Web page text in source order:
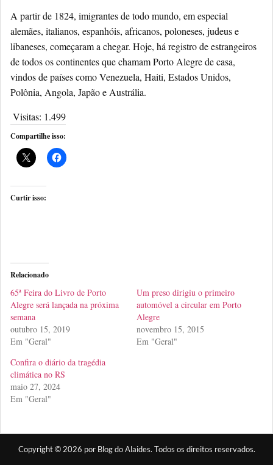
A partir de 1824, imigrantes de todo mundo, em especial
alemães, italianos, espanhóis, africanos, poloneses, judeus e
libaneses, começaram a chegar. Hoje, há registro de estrangeiros
de todos os continentes que chamam Porto Alegre de casa,
vindos de países como Venezuela, Haiti, Estados Unidos,
Polônia, Angola, Japão e Austrália.
Visitas: 1.499
Compartilhe isso:
Curtir isso:
Relacionado
65ª Feira do Livro de Porto
Alegre será lançada na próxima
semana
outubro 15, 2019
Em "Geral"
Um preso dirigiu o primeiro
automóvel a circular em Porto
Alegre
novembro 15, 2015
Em "Geral"
Confira o diário da tragédia
climática no RS
maio 27, 2024
Em "Geral"
Copyright © 2026 por Blog do Alaides. Todos os direitos reservados.